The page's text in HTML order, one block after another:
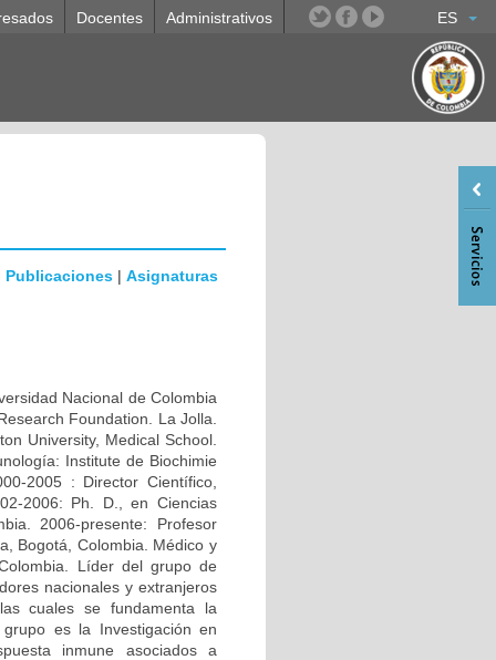
ES
Docentes Administrativos
Publicaciones | Asignaturas
Nacional de Colombia
Foundation. La Jolla.
University, Medical School.
Institute de Biochimie
2005 : Director Científico,
2006: Ph. D., en Ciencias
2006-presente: Profesor
Bogotá, Colombia. Médico y
Líder del grupo de
nacionales y extranjeros
cuales se fundamenta la
es la Investigación en
inmune asociados a